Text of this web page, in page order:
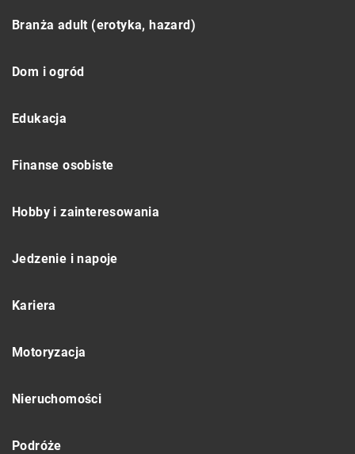
Branża adult (erotyka, hazard)
Dom i ogród
Edukacja
Finanse osobiste
Hobby i zainteresowania
Jedzenie i napoje
Kariera
Motoryzacja
Nieruchomości
Podróże